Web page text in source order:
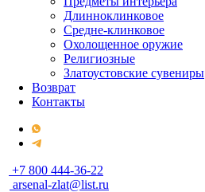
Длинноклинковое
Средне-клинковое
Охолощенное оружие
Религиозные
Златоустовские сувениры
Возврат
Контакты
+7 800 444-36-22
arsenal-zlat@list.ru